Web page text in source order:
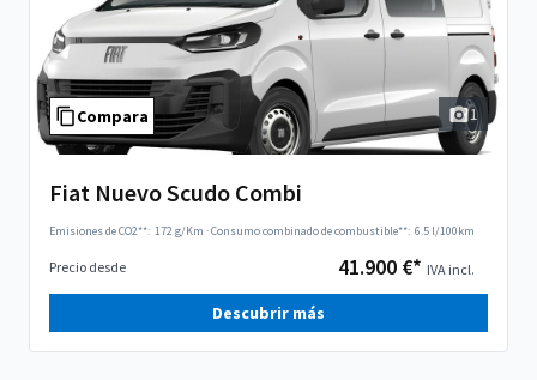
Compara 1
Fiat Nuevo Scudo Combi
Emisiones de CO2**: 172 g/Km ·Consumo combinado de combustible**: 6.5 l/100km
Precio desde 41.900 €* IVA incl.
Descubrir más